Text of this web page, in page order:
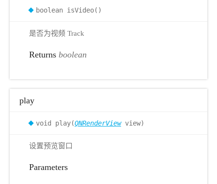
boolean isVideo()
是否为视频 Track
Returns boolean
play
void play(QNRenderViewview)
设置预览窗口
Parameters